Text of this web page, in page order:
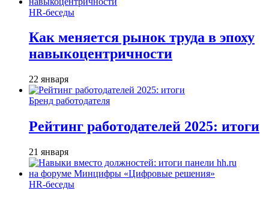
HR-беседы
Как меняется рынок труда в эпоху
навыкоцентричности
22 января
Бренд работодателя
Рейтинг работодателей 2025: итоги
21 января
HR-беседы